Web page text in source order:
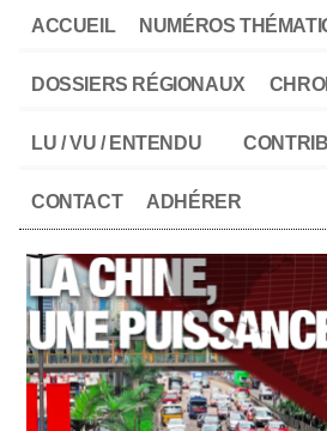
ACCUEIL NUMÉROS
DOSSIERS RÉGIONAUX
LU / VU / ENTENDU
CONTACT ADHÉRER